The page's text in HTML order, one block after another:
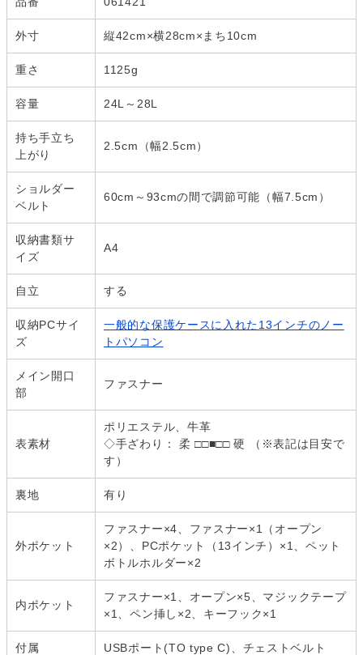
外寸 縦42cm×横28cm×まち10cm
重さ 1125g
容量 24L～28L
持ち手立ち
上がり
2.5cm（幅2.5cm）
ショルダー
ベルト
60cm～93cmの間で調節可能（幅7.5cm）
収納書類サ
イズ
A4
自立 する
収納PCサイ
ズ
一般的な保護ケースに入れた13インチのノー
トパソコン
メイン開口
部
ファスナー
表素材
ポリエステル、牛革
◇手ざわり： 柔 □□■□□ 硬 （※表記は目安で
す）
裏地 有り
外ポケット
ファスナー×4、ファスナー×1（オープン
×2）、PCポケット（13インチ）×1、ペット
ボトルホルダー×2
内ポケット
ファスナー×1、オープン×5、マジックテープ
×1、ペン挿し×2、キーフック×1
付属 USBポート(TO type C)、チェストベルト